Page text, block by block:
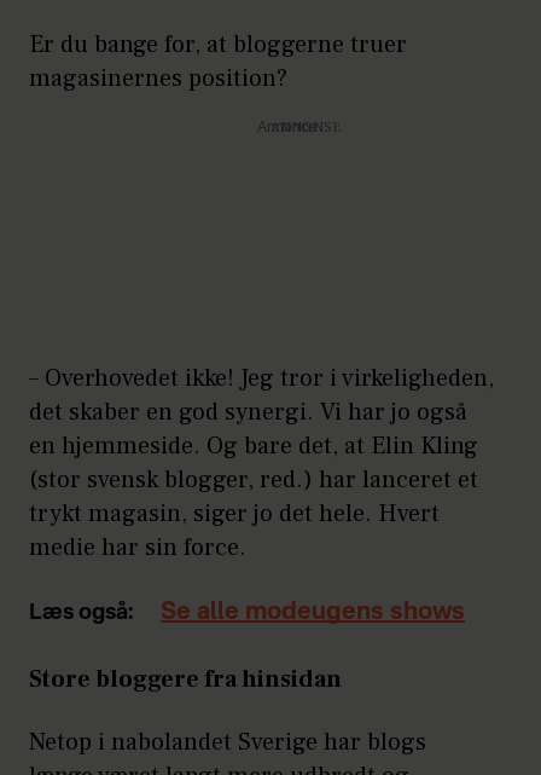
Er du bange for, at bloggerne truer
magasinernes position?
Annonce
– Overhovedet ikke! Jeg tror i virkeligheden,
det skaber en god synergi. Vi har jo også
en hjemmeside. Og bare det, at Elin Kling
(stor svensk blogger, red.) har lanceret et
trykt magasin, siger jo det hele. Hvert
medie har sin force.
Læs også: Se alle modeugens shows
Store bloggere fra hinsidan
Netop i nabolandet Sverige har blogs